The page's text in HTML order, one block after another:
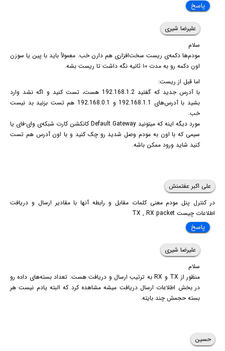
پاسخ
علیرضا شیری
سلام
مودم‌ها دکمه‌ی ریست سخت‌افزاری هم دارن خب. معمولاً باید با پین یا سوزن
اون دکمه رو به مدت ۱۰ ثانیه نگه داشت تا ریست بشه.
اما قبل از ریست:
با آدرس جدید که گفتید 192.168.1.2 هست، تست کنید و اگه نشد وارد
بشید با آدرس‌های 192.168.1.1 و 192.168.0.1 هم تست بزنید بد نیست
خب.
مورد دیگه اینه که میتونید Default Gateway کانکشن کارت شبکه‌ی وای-فای یا
سیمی که با اون به مودم وصل شدید رو چک کنید و با اون آدرس هم تست
کنید شاید ورود ممکن باشه.
علی اکبر عفتمنش
در کنترل پنل مودم معنی کلمات مقابل و رابطه آنها با مقادیر ارسال و دریافت
اطلاعات چیست TX , RX packet
پاسخ
علیرضا شیری
سلام
منظور از TX و RX به ترتیب ارسال و دریافت هست. تعداد بسته‌های داده رو
در بخش اطلاعات ارسال دریافت میشه مشاهده کرد که البته یادم نیست هر
بسته حجمش چند بایته.
حسین